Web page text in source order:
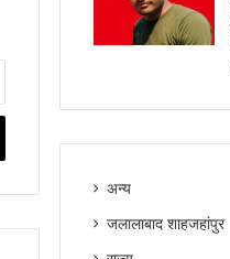
अन्य
जलालाबाद शाहजहांपुर